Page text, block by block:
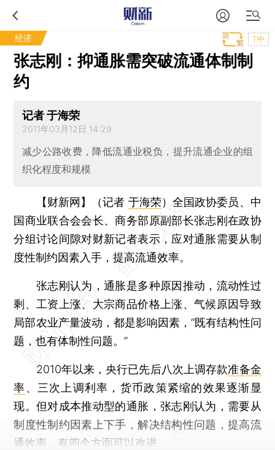
经济 T中
张志刚：抑通胀需突破流通体制制
约
记者 于海荣
2011年03月12日 14:29
减少公路收费，降低流通业税负，提升流通企业的组
织化程度和规模
【财新网】（记者 于海荣） 全国政协委员、中
国商业联合会会长、商务部原副部长张志刚在政协
分组讨论间隙对财新记者表示，应对通胀需要从制
度性制约因素入手，提高流通效率。
张志刚认为，通胀是多种原因推动，流动性过
剩、工资上涨、大宗商品价格上涨、气候原因导致
局部农业产量波动，都是影响因素，“既有结构性问
题，也有体制性问题。”
2010年以来，央行已先后八次上调存款准备金
率、三次上调利率，货币政策紧缩的效果逐渐显
现。但对成本推动型的通胀，张志刚认为，需要从
制度性制约因素上下手，解决结构性问题，提高流
通效率，有四个方面可以改进。